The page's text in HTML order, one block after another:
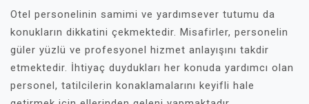
Otel personelinin samimi ve yardımsever tutumu da
konukların dikkatini çekmektedir. Misafirler, personelin
güler yüzlü ve profesyonel hizmet anlayışını takdir
etmektedir. İhtiyaç duydukları her konuda yardımcı olan
personel, tatilcilerin konaklamalarını keyifli hale